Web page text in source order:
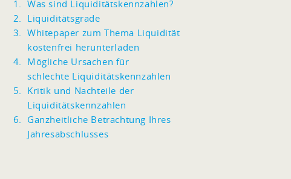
Was sind Liquiditätskennzahlen?
Liquiditätsgrade
Whitepaper zum Thema Liquidität
kostenfrei herunterladen
Mögliche Ursachen für
schlechte Liquiditätskennzahlen
Kritik und Nachteile der
Liquiditätskennzahlen
Ganzheitliche Betrachtung Ihres
Jahresabschlusses